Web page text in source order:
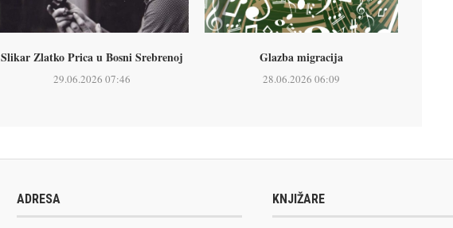
Slikar Zlatko Prica u Bosni Srebrenoj
29.06.2026 07:46
Glazba migracija
28.06.2026 06:09
ADRESA KNJIŽARE